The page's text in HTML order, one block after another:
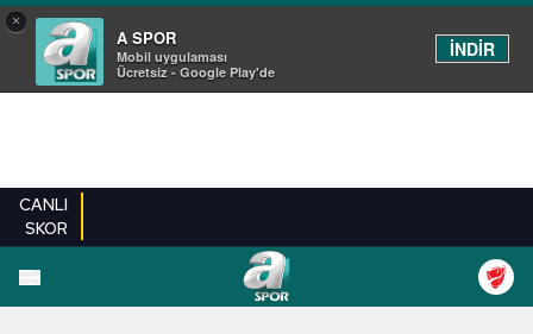
×
A SPOR
Mobil uygulaması
Ücretsiz - Google Play'de
İNDİR
CANLI
SKOR